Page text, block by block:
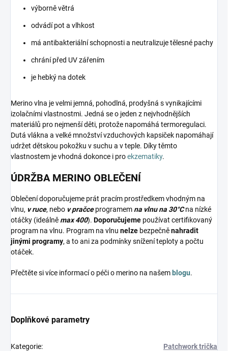
výborně větrá
odvádí pot a vlhkost
má antibakteriální schopnosti a neutralizuje tělesné pachy
chrání před UV zářením
je hebký na dotek
Merino vlna je velmi jemná, pohodlná, prodyšná s vynikajícími
izolačními vlastnostmi. Jedná se o jeden z nejvhodnějších
materiálů pro nejmenší děti, protože napomáhá termoregulaci.
Dutá vlákna a velké množství vzduchových kapsiček napomáhají
udržet dětskou pokožku v suchu a v teple. Díky těmto
vlastnostem je vhodná dokonce i proekzematiky.
ÚDRŽBA MERINO OBLEČENÍ
Oblečení doporučujeme prát pracím prostředkem vhodným na
vlnu, v ruce, nebo v pračceprogramem na vlnu na 30°Cna nízké
otáčky (ideálně max 400). Doporučujeme používat certifikovaný
program na vlnu. Program na vlnu nelze bezpečněnahradit
jinými programy, a to ani za podmínky snížení teploty a počtu
otáček.
Přečtěte si více informací o péči o merino na našem blogu.
Doplňkové parametry
Kategorie: Patchwork trička